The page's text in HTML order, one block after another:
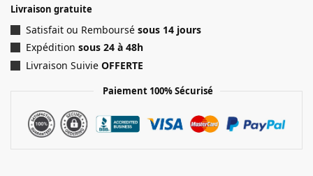
Livraison gratuite
Satisfait ou Remboursé sous 14 jours
Expédition sous 24 à 48h
Livraison Suivie OFFERTE
Paiement 100% Sécurisé